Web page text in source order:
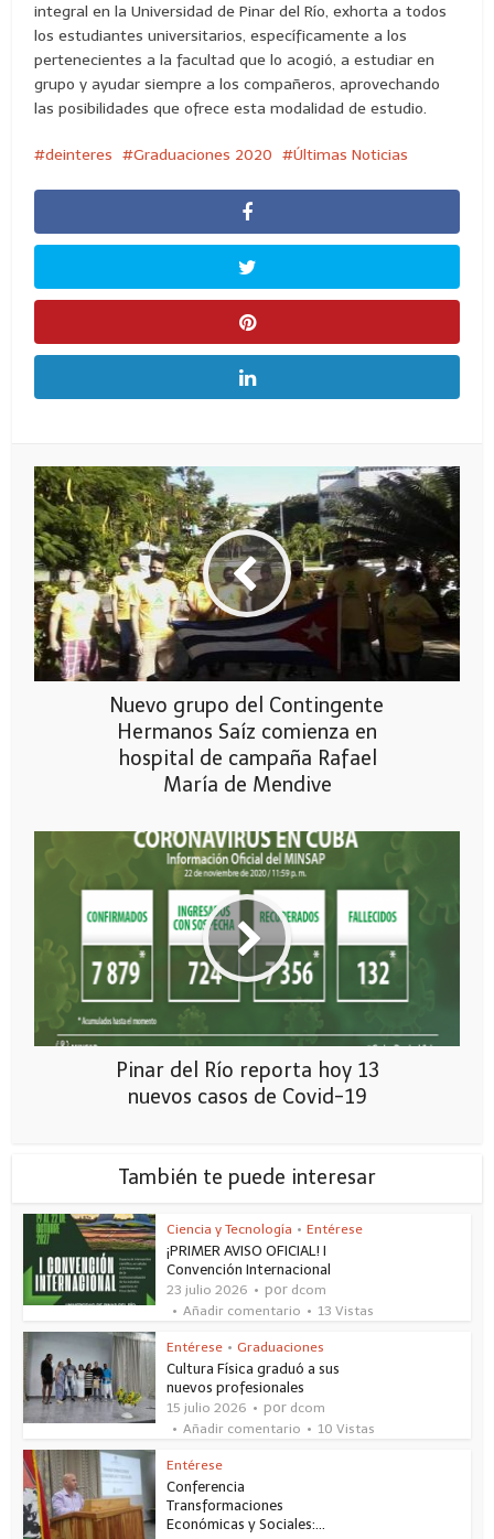
integral en la Universidad de Pinar del Río, exhorta a todos
los estudiantes universitarios, específicamente a los
pertenecientes a la facultad que lo acogió, a estudiar en
grupo y ayudar siempre a los compañeros, aprovechando
las posibilidades que ofrece esta modalidad de estudio.
deinteres Graduaciones 2020 Últimas Noticias
Nuevo grupo del Contingente
Hermanos Saíz comienza en
hospital de campaña Rafael
María de Mendive
Pinar del Río reporta hoy 13
nuevos casos de Covid-19
También te puede interesar
Ciencia y Tecnología • Entérese
¡PRIMER AVISO OFICIAL! I
Convención Internacional
23 julio 2026 por dcom
Añadir comentario
13 Vistas
Entérese • Graduaciones
Cultura Física graduó a sus
nuevos profesionales
15 julio 2026 por dcom
Añadir comentario
10 Vistas
Entérese
Conferencia
Transformaciones
Económicas y Sociales:...